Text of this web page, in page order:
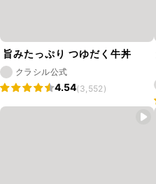
旨みたっぷり つゆだく牛丼
クラシル公式
4.54(3,552)